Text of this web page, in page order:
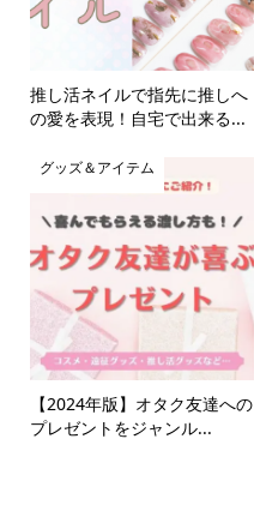
推し活ネイルで指先に推しへ
の愛を表現！自宅で出来る...
グッズ＆アイテム
【2024年版】オタク友達への
プレゼントをジャンル...